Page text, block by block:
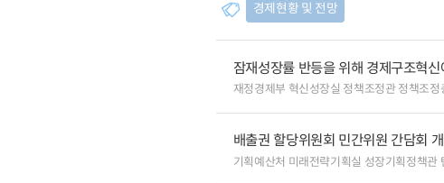
경제현황 및 전망
잠재성장률 반등을 위해 경제구조혁
재정경제부 혁신성장실 정책조정관 정책조정
배출권 할당위원회 민간위원 간담회
기획예산처 미래전략기획실 성장기획정책관